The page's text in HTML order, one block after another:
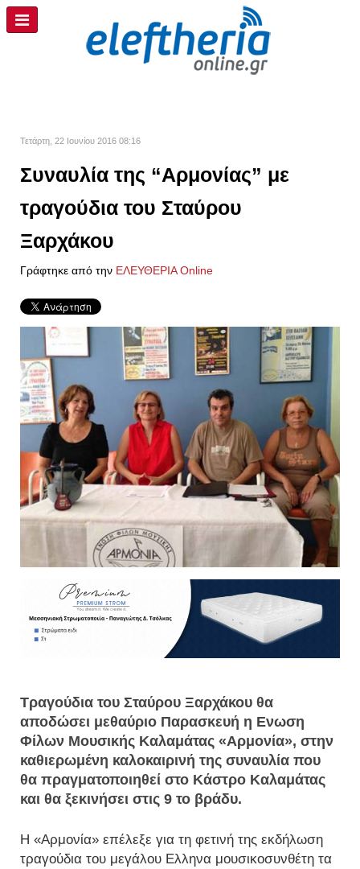
Τετάρτη, 22 Ιουνίου 2016 08:16
Συναυλία της “Αρμονίας” με
τραγούδια του Σταύρου
Ξαρχάκου
Γράφτηκε από την ΕΛΕΥΘΕΡΙΑ Online
Τραγούδια του Σταύρου Ξαρχάκου θα
αποδώσει μεθαύριο Παρασκευή η Ενωση
Φίλων Μουσικής Καλαμάτας «Αρμονία», στην
καθιερωμένη καλοκαιρινή της συναυλία που
θα πραγματοποιηθεί στο Κάστρο Καλαμάτας
και θα ξεκινήσει στις 9 το βράδυ.
Η «Αρμονία» επέλεξε για τη φετινή της εκδήλωση
τραγούδια του μεγάλου Ελληνα μουσικοσυνθέτη τα